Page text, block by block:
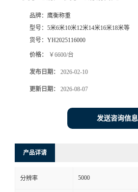
品牌： 鹰衡称重
型号： 5米6米10米12米14米16米18米等
货号： YH2025116000
价格： ￥6600/台
发布日期： 2026-02-10
更新日期： 2026-08-07
发送咨询信息
产品详请
分辨率 5000